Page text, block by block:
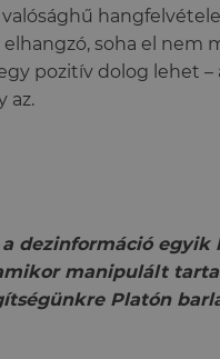
soha el nem
pozitív dolog lehet –
az.
dezinformáció egyik
manipulált
Platón